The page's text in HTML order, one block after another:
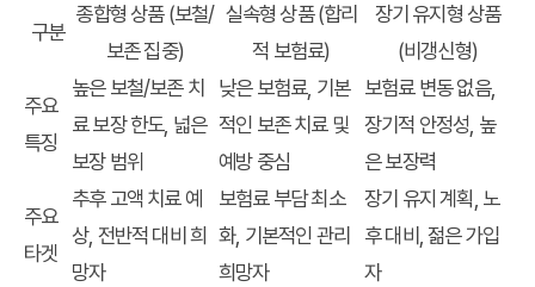
구분
종합형 상품 (보철/
보존 집중)
실속형 상품 (합리
적 보험료)
장기 유지형 상품
(비갱신형)
주요
특징
높은 보철/보존 치
료 보장 한도, 넓은
보장 범위
낮은 보험료, 기본
적인 보존 치료 및
예방 중심
보험료 변동 없음,
장기적 안정성, 높
은 보장력
주요
타겟
추후 고액 치료 예
상, 전반적 대비 희
망자
보험료 부담 최소
화, 기본적인 관리
희망자
장기 유지 계획, 노
후 대비, 젊은 가입
자